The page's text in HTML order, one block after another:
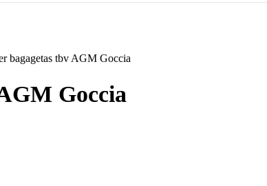
bagagetas tbv AGM Goccia
Goccia